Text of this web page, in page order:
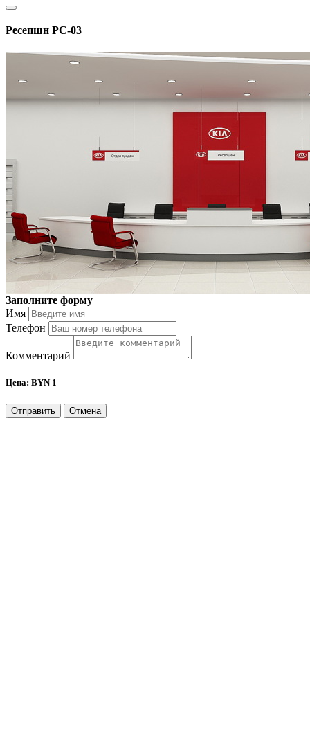
Ресепшн РС-03
Заполните форму
Имя
Телефон
Комментарий
Цена: BYN 1
Отправить Отмена